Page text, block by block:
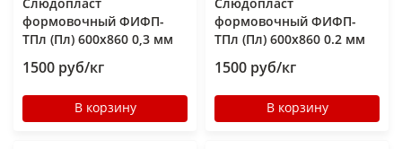
Слюдопласт
формовочный ФИФП-
ТПл (Пл) 600x860 0,3 мм
1500 руб/кг
В корзину
Слюдопласт
формовочный ФИФП-
ТПл (Пл) 600x860 0.2 мм
1500 руб/кг
В корзину